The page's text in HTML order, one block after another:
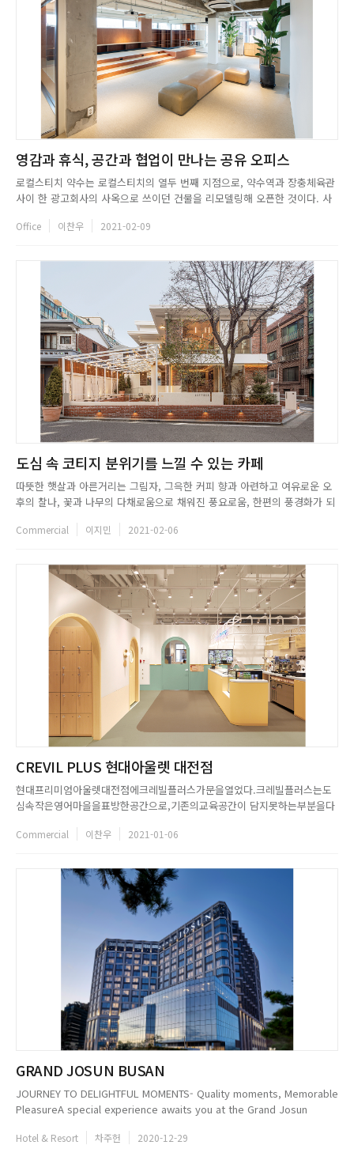
영감과 휴식, 공간과 협업이 만나는 공유 오피스
로컬스티치 약수는 로컬스티치의 열두 번째 지점으로, 약수역과 장충체육관
사이 한 광고회사의 사옥으로 쓰이던 건물을 리모델링해 오픈한 것이다. 사
덕분에 로컬스티치 멤버십 회원들이 이곳에서 다양한 지역을 아우르며 그들
Office 이찬우 2021-02-09
도심 속 코티지 분위기를 느낄 수 있는 카페
따뜻한 햇살과 아른거리는 그림자, 그윽한 커피 향과 아련하고 여유로운 오
후의 찰나, 꽃과 나무의 다채로움으로 채워진 풍요로움, 한편의 풍경화가 되
로젝트의 콘셉트로 당연한 듯 흘러 갔고, 한 편의 영화 같은 장면 속에 그 이
Commercial 이지민 2021-02-06
CREVIL PLUS 현대아울렛 대전점
현대프리미엄아울렛대전점에크레빌플러스가문을열었다.크레빌플러스는도
심속작은영어마을을표방한공간으로,기존의교육공간이 담지못하는부분을다
브스피커와놀고대화하며자연스레영어를배운다.앉아서알파벳과단어만들여
이될수있는것이다.횡단보도,상점과시계탑,풀숲과연못,친구...
Commercial 이찬우 2021-01-06
GRAND JOSUN BUSAN
JOURNEY TO DELIGHTFUL MOMENTS- Quality moments, Memorable
PleasureA special experience awaits you at the Grand Josun
embodies the blend of classi...
Hotel & Resort 차주헌 2020-12-29